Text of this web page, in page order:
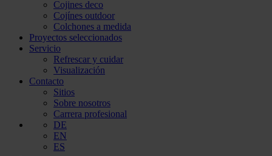
Cojines deco
Cojínes outdoor
Colchones a medida
Proyectos seleccionados
Servicio
Refrescar y cuidar
Visualización
Contacto
Sitios
Sobre nosotros
Carrera profesional
DE
EN
ES